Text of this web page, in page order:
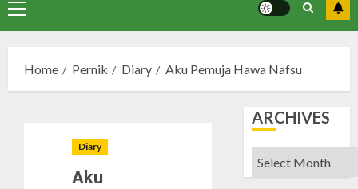
Primary
Menu
Home Pernik Diary Aku Pemuja Hawa Nafsu
Diary
Aku
ARCHIVES
Archives